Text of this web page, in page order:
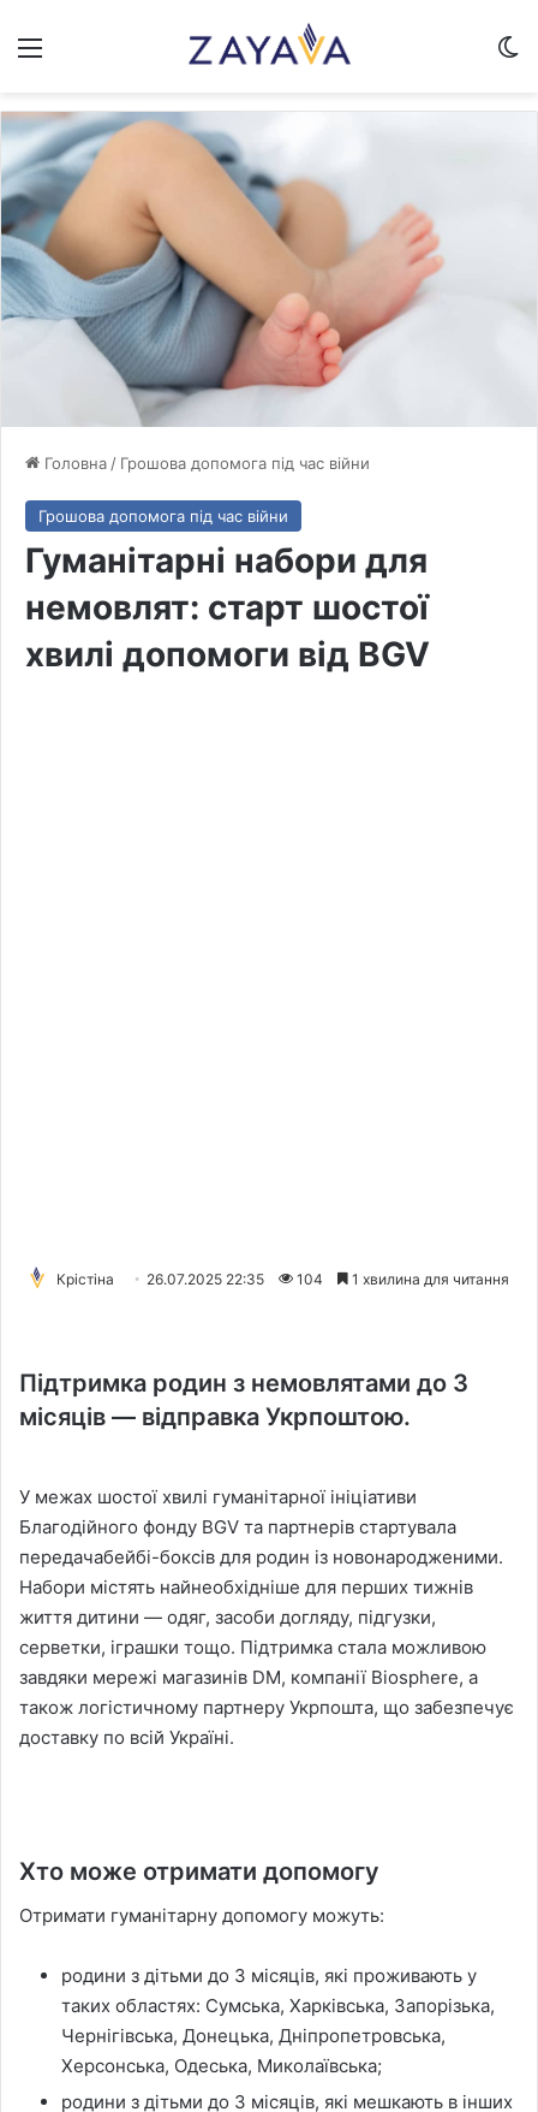
Меню
Головна/ Грошова допомога під час війни
Грошова допомога під час війни
Гуманітарні набори для
немовлят: старт шостої
хвилі допомоги від BGV
Крістіна 26.07.2025 22:35 104 1 хвилина для читання
Підтримка родин з немовлятами до 3
місяців — відправка Укрпоштою.
У межах шостої хвилі гуманітарної ініціативи
Благодійного фонду BGV та партнерів стартувала
передачабейбі-боксів для родин із новонародженими.
Набори містять найнеобхідніше для перших тижнів
життя дитини — одяг, засоби догляду, підгузки,
серветки, іграшки тощо. Підтримка стала можливою
завдяки мережі магазинів DM, компанії Biosphere, а
також логістичному партнеру Укрпошта, що забезпечує
доставку по всій Україні.
Хто може отримати допомогу
Отримати гуманітарну допомогу можуть:
родини з дітьми до 3 місяців, які проживають у
таких областях: Сумська, Харківська, Запорізька,
Чернігівська, Донецька, Дніпропетровська,
Херсонська, Одеська, Миколаївська;
родини з дітьми до 3 місяців, які мешкають в інших